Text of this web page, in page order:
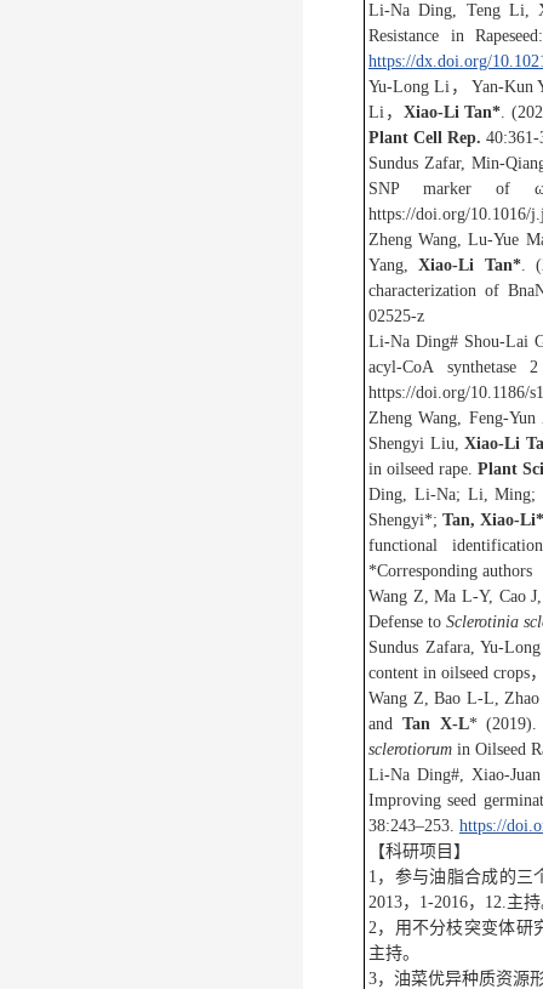
Li-Na Ding, Teng Li,
Resistance in
https://dx.doi.org/
Yu‑Long Li， Yan‑Kun
Li， Xiao‑Li Tan*.
Plant Cell Rep.
Sundus Zafar, Min-
SNP marker
https://doi.org/10.1016/
Zheng Wang, Lu‑Yue
Yang,Xiao‑Li Tan*.
characterization of
02525-z
Li-Na Ding# Shou-Lai
acyl-CoA
https://doi.org/10.1186/
Zheng Wang, Feng-
Shengyi Liu, Xiao-Li
in oilseed rape. Plant
Ding, Li-Na; Li, Ming;
Shengyi*; Tan, Xiao-
functional
*Corresponding authors
Wang Z, Ma L-Y, Cao
Defense to Sclerotinia
Sundus Zafara, Yu-
content in oilseed crops
Wang Z, Bao L-L,
and Tan X-L* (2019).
sclerotiorum in Oilseed
Li‑Na Ding#,
Improving seed
38:243–253. https://
【科研项目】
1，参与油脂合成的三
2013，1-2016，12.主
2，用不分枝突变体研
主持。
3，油菜优异种质资源